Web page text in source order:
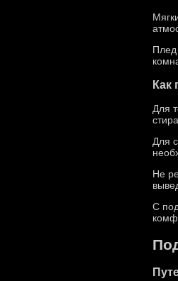
Плед
Как
Для
Для
Не
С